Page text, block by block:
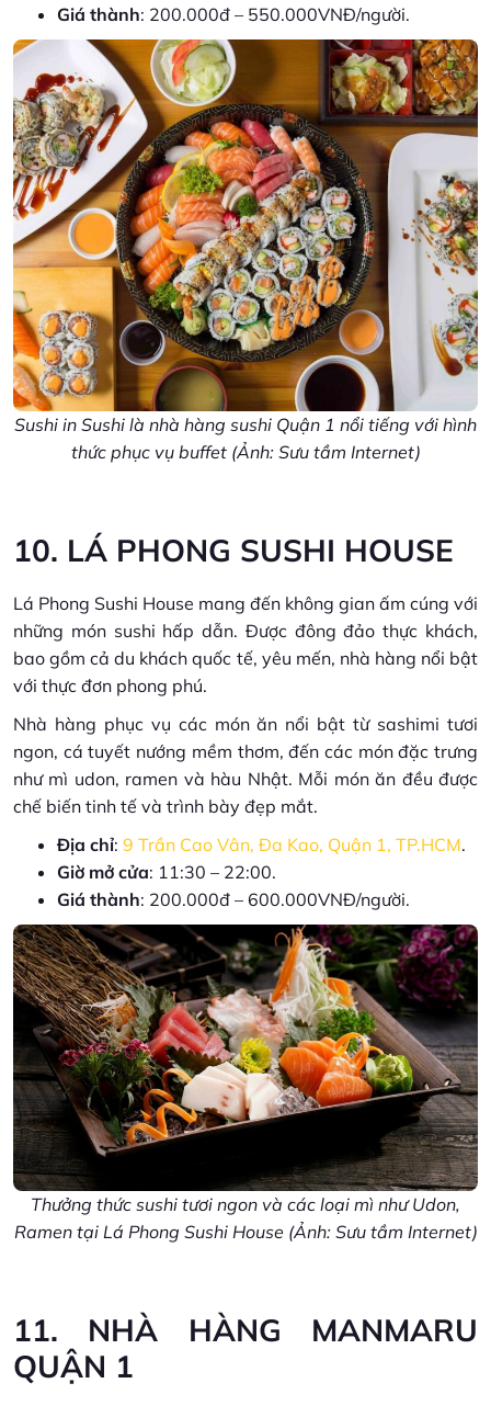
Giá thành: 200.000đ – 550.000VNĐ/người.
Sushi in Sushi là nhà hàng sushi Quận 1 nổi tiếng với hình
thức phục vụ buffet (Ảnh: Sưu tầm Internet)
10. LÁ PHONG SUSHI HOUSE
Lá Phong Sushi House mang đến không gian ấm cúng với
những món sushi hấp dẫn. Được đông đảo thực khách,
bao gồm cả du khách quốc tế, yêu mến, nhà hàng nổi bật
với thực đơn phong phú.
Nhà hàng phục vụ các món ăn nổi bật từ sashimi tươi
ngon, cá tuyết nướng mềm thơm, đến các món đặc trưng
như mì udon, ramen và hàu Nhật. Mỗi món ăn đều được
chế biến tinh tế và trình bày đẹp mắt.
Địa chỉ: 9 Trần Cao Vân, Đa Kao, Quận 1, TP.HCM.
Giờ mở cửa: 11:30 – 22:00.
Giá thành: 200.000đ – 600.000VNĐ/người.
Thưởng thức sushi tươi ngon và các loại mì như Udon,
Ramen tại Lá Phong Sushi House (Ảnh: Sưu tầm Internet)
11. NHÀ HÀNG MANMARU
QUẬN 1